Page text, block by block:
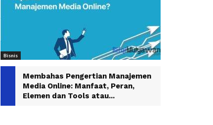
Bisnis
Membahas Pengertian Manajemen
Media Online: Manfaat, Peran,
Elemen dan Tools atau...